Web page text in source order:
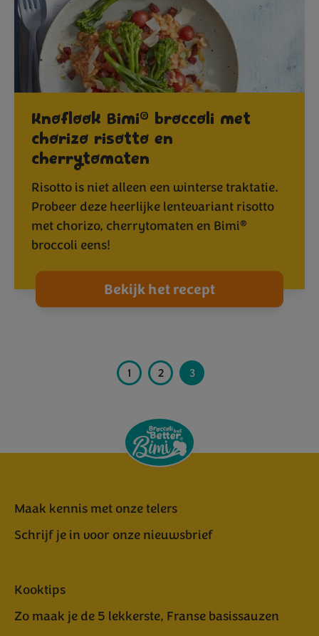
Knoflook Bimi® broccoli met
chorizo risotto en
cherrytomaten
Risotto is niet alleen een winterse traktatie.
Probeer deze heerlijke lentevariant risotto
met chorizo, cherrytomaten en Bimi®
broccoli eens!
Bekijk het recept
1 2 3
Maak kennis met onze telers
Schrijf je in voor onze nieuwsbrief
Kooktips
Zo maak je de 5 lekkerste, Franse basissauzen